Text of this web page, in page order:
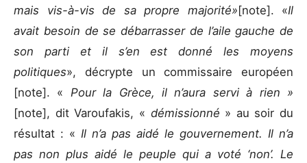
mais vis-à-vis de sa propre majorité»[note]. «Il
avait besoin de se débarrasser de l’aile gauche de
son parti et il s’en est donné les moyens
politiques», décrypte un commissaire européen
[note]. « Pour la Grèce, il n’aura servi à rien »
[note], dit Varoufakis, « démissionné » au soir du
résultat : « Il n’a pas aidé le gouvernement. Il n’a
pas non plus aidé le peuple qui a voté ‘non’. Le